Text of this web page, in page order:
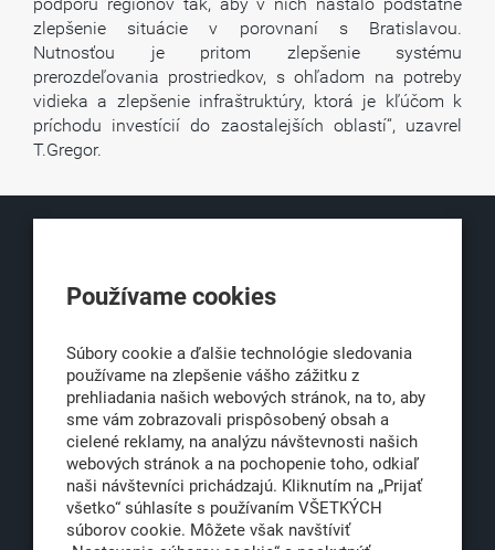
zlepšenie situácie v porovnaní s Bratislavou.
Nutnosťou je pritom zlepšenie systému
prerozdeľovania prostriedkov, s ohľadom na potreby
vidieka a zlepšenie infraštruktúry, ktorá je kľúčom k
príchodu investícií do zaostalejších oblastí“, uzavrel
T.Gregor.
Obchodná 6
office@klub500.sk
+421 2 54 646 464
www.klub500.sk
Používame cookies
Súbory cookie a ďalšie technológie sledovania
používame na zlepšenie vášho zážitku z
prehliadania našich webových stránok, na to, aby
sme vám zobrazovali prispôsobený obsah a
cielené reklamy, na analýzu návštevnosti našich
webových stránok a na pochopenie toho, odkiaľ
naši návštevníci prichádzajú. Kliknutím na „Prijať
všetko“ súhlasíte s používaním VŠETKÝCH
súborov cookie. Môžete však navštíviť